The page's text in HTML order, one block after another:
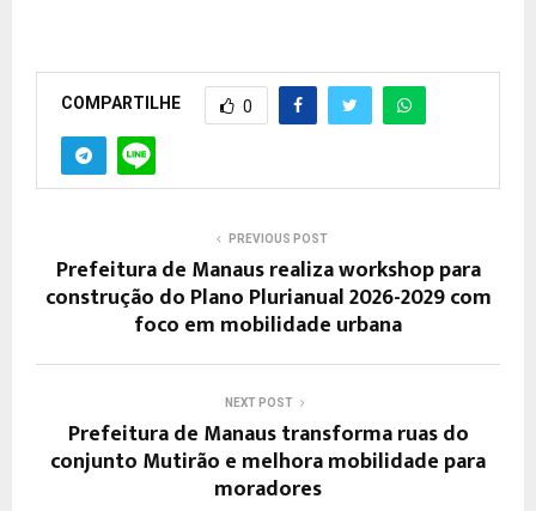
COMPARTILHE 0
PREVIOUS POST
Prefeitura de Manaus realiza workshop para
construção do Plano Plurianual 2026-2029 com
foco em mobilidade urbana
NEXT POST
Prefeitura de Manaus transforma ruas do
conjunto Mutirão e melhora mobilidade para
moradores